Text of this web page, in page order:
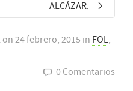
ALCÁZAR.
on 24 febrero, 2015 in FOL,
0 Comentarios